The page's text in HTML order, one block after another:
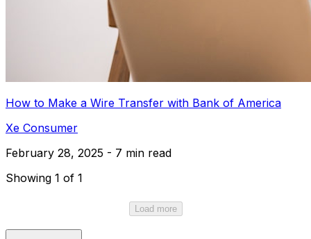
How to Make a Wire Transfer with Bank of America
Xe Consumer
February 28, 2025 - 7 min read
Showing 1 of 1
Load more